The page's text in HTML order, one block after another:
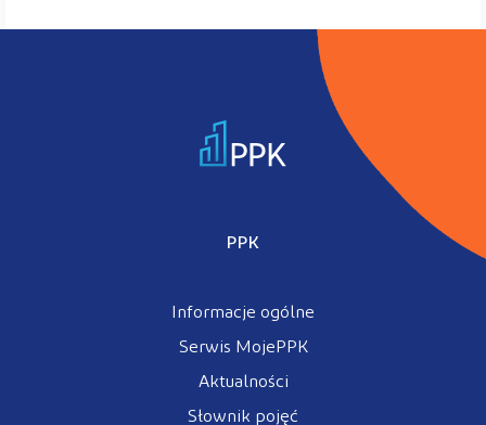
PPK
Informacje ogólne
Serwis MojePPK
Aktualności
Słownik pojęć